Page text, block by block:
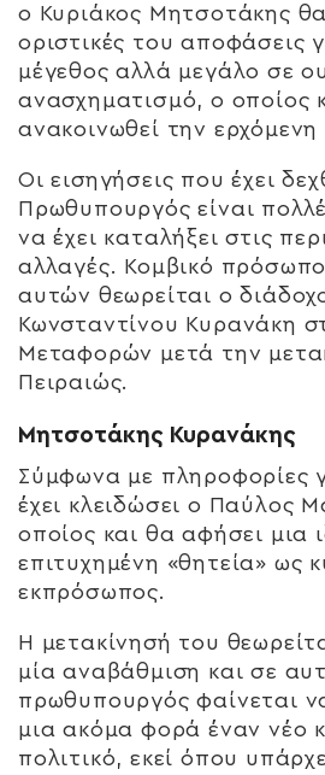
ο Κυριάκος Μητσοτάκης θα
οριστικές του αποφάσεις
μέγεθος αλλά μεγάλο σε
ανασχηματισμό, ο οποίος
ανακοινωθεί την ερχόμενη
Οι εισηγήσεις που έχει
Πρωθυπουργός είναι
να έχει καταλήξει στις
αλλαγές. Κομβικό
αυτών θεωρείται ο
Κωνσταντίνου Κυρανάκη
Μεταφορών μετά την
Πειραιώς.
Μητσοτάκης Κυρανάκης
Σύμφωνα με πληροφορίες
έχει κλειδώσει ο Παύλος
οποίος και θα αφήσει μια
επιτυχημένη «θητεία» ως
εκπρόσωπος.
Η μετακίνησή του
μία αναβάθμιση και σε
πρωθυπουργός φαίνεται
μια ακόμα φορά έναν νέο
πολιτικό, εκεί όπου